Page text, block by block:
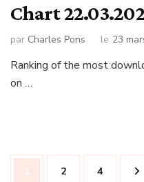
Chart
par Charles Pons le 23
Ranking of the most
on …
Navigation
Page
1 Page
2 Page
4